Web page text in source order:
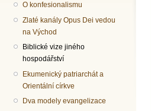
O konfesionalismu
Zlaté kanály Opus Dei vedou
na Východ
Biblické vize jiného
hospodářství
Ekumenický patriarchát a
Orientální církve
Dva modely evangelizace